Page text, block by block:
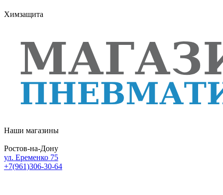
Химзащита
Наши магазины
Ростов-на-Дону
ул. Еременко 75
+7(961)306-30-64